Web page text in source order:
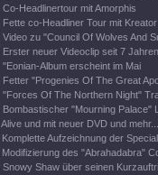
Co-Headlinertour mit Amorphis
Fette co-Headliner Tour mit
Video zu "Council Of Wolves And
Erster neuer Videoclip seit 7
"Eonian-Album erscheint im Mai
Fetter "Progenies Of The Great
"Forces Of The Northern Night"
Bombastischer "Mourning Palace"
Alive und mit neuer DVD und mehr...
Komplette Aufzeichnung der
Modifizierung des "Abrahadabra"
Snowy Shaw über seinen